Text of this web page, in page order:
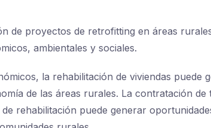
de proyectos de retrofitting en áreas
ambientales y sociales.
la rehabilitación de viviendas puede
de las áreas rurales. La contratación
rehabilitación puede generar